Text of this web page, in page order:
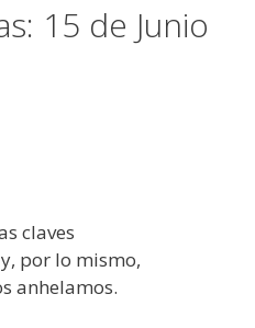
15 de Junio
claves
por lo mismo,
anhelamos.